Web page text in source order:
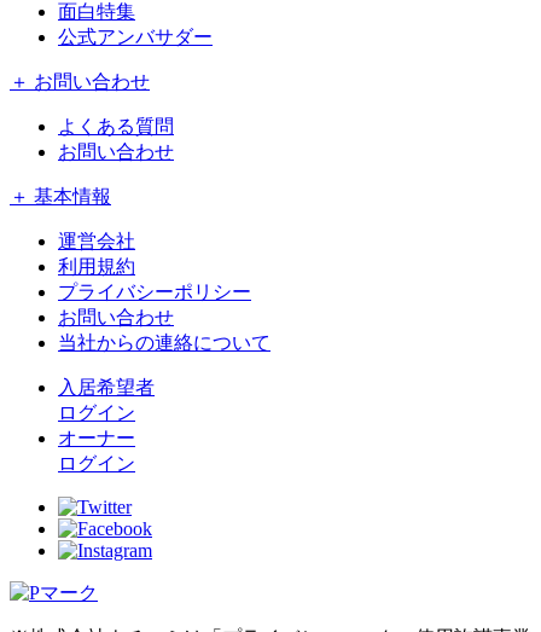
面白特集
公式アンバサダー
＋ お問い合わせ
よくある質問
お問い合わせ
＋ 基本情報
運営会社
利用規約
プライバシーポリシー
お問い合わせ
当社からの連絡について
入居希望者
ログイン
オーナー
ログイン